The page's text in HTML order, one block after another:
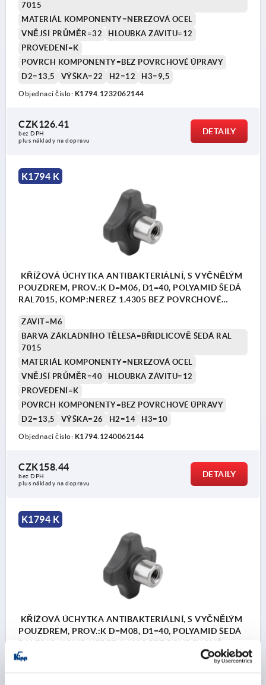
7015
MATERIÁL KOMPONENTY=NEREZOVÁ OCEL
VNĚJŠÍ PRŮMĚR=32
HLOUBKA ZÁVITU=12
PROVEDENÍ=K
POVRCH KOMPONENTY=BEZ POVRCHOVÉ ÚPRAVY
D2=13,5
VÝŠKA=22 H2=12 H3=9,5
Objednací číslo: K1794.1232062144
CZK126.41
bez DPH
plus náklady na dopravu
DETAILY
K1794 K
KŘÍŽOVÁ ÚCHYTKA ANTIBAKTERIÁLNÍ, S VYČNĚLÝM
POUZDREM, PROV.:K D=M06, D1=40, POLYAMID ŠEDÁ
RAL7015, KOMP:NEREZ 1.4305 BEZ POVRCHOVÉ
ZÁVIT=M6
BARVA ZÁKLADNÍHO TĚLESA=BŘIDLICOVĚ ŠEDÁ RAL
7015
MATERIÁL KOMPONENTY=NEREZOVÁ OCEL
VNĚJŠÍ PRŮMĚR=40
HLOUBKA ZÁVITU=12
PROVEDENÍ=K
POVRCH KOMPONENTY=BEZ POVRCHOVÉ ÚPRAVY
D2=13,5
VÝŠKA=26 H2=14 H3=10
Objednací číslo: K1794.1240062144
CZK158.44
bez DPH
plus náklady na dopravu
DETAILY
K1794 K
KŘÍŽOVÁ ÚCHYTKA ANTIBAKTERIÁLNÍ, S VYČNĚLÝM
POUZDREM, PROV.:K D=M08, D1=40, POLYAMID ŠEDÁ
RAL7015, KOMP:NEREZ 1.4305 BEZ POVRCHOVÉ
ÚPRAVY
ZÁVIT=M8